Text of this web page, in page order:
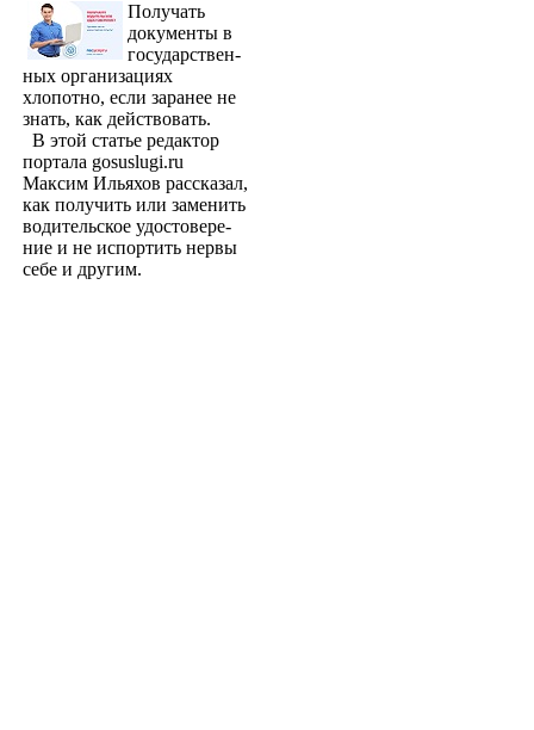
Получать
доку­менты в
государствен­
ных организациях
хлопотно, если заранее не
знать, как действовать.
В этой статье редактор
портала gosuslugi.ru
Максим Ильяхов рассказал,
как получить или заменить
водительское удостовере­
ние и не испортить нервы
себе и другим.